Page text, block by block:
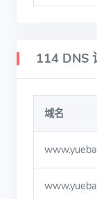
114 DNS
域名